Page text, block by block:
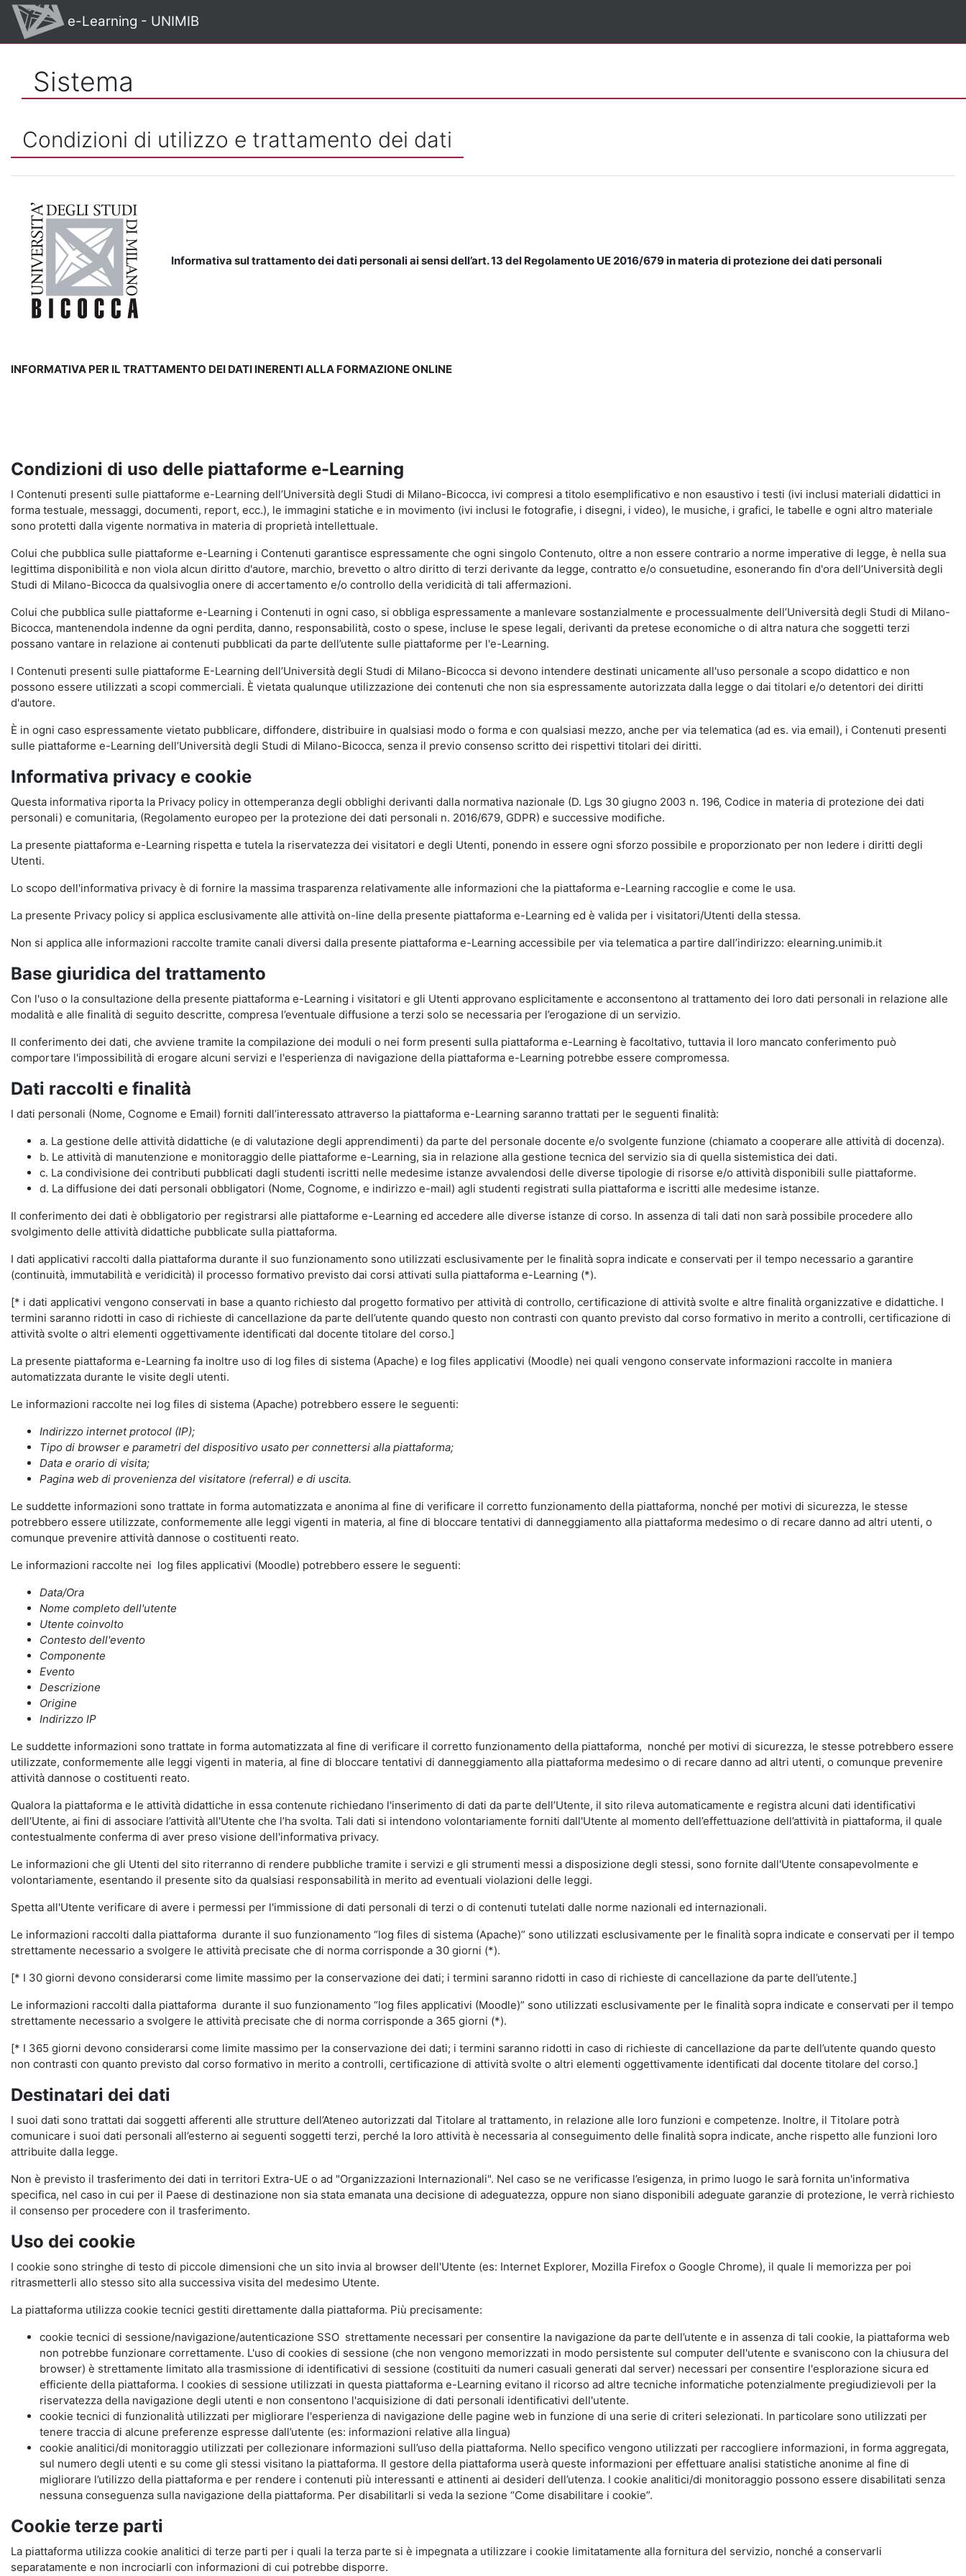
Vai al contenuto principale
e-Learning - UNIMIB
Sistema
Condizioni di utilizzo e trattamento dei dati
Informativa sul trattamento dei dati personali ai sensi dell’art. 13 del Regolamento UE 2016/679 in materia di protezione dei dati personali
INFORMATIVA PER IL TRATTAMENTO DEI DATI INERENTI ALLA FORMAZIONE ONLINE
Condizioni di uso delle piattaforme e-Learning
I Contenuti presenti sulle piattaforme e-Learning dell’Università degli Studi di Milano-Bicocca, ivi compresi a titolo esemplificativo e non esaustivo i testi (ivi inclusi materiali didattici in
forma testuale, messaggi, documenti, report, ecc.), le immagini statiche e in movimento (ivi inclusi le fotografie, i disegni, i video), le musiche, i grafici, le tabelle e ogni altro materiale
sono protetti dalla vigente normativa in materia di proprietà intellettuale.
Colui che pubblica sulle piattaforme e-Learning i Contenuti garantisce espressamente che ogni singolo Contenuto, oltre a non essere contrario a norme imperative di legge, è nella sua
legittima disponibilità e non viola alcun diritto d'autore, marchio, brevetto o altro diritto di terzi derivante da legge, contratto e/o consuetudine, esonerando fin d'ora dell’Università degli
Studi di Milano-Bicocca da qualsivoglia onere di accertamento e/o controllo della veridicità di tali affermazioni.
Colui che pubblica sulle piattaforme e-Learning i Contenuti in ogni caso, si obbliga espressamente a manlevare sostanzialmente e processualmente dell’Università degli Studi di Milano-
Bicocca, mantenendola indenne da ogni perdita, danno, responsabilità, costo o spese, incluse le spese legali, derivanti da pretese economiche o di altra natura che soggetti terzi
possano vantare in relazione ai contenuti pubblicati da parte dell’utente sulle piattaforme per l'e-Learning.
I Contenuti presenti sulle piattaforme E-Learning dell’Università degli Studi di Milano-Bicocca si devono intendere destinati unicamente all'uso personale a scopo didattico e non
possono essere utilizzati a scopi commerciali. È vietata qualunque utilizzazione dei contenuti che non sia espressamente autorizzata dalla legge o dai titolari e/o detentori dei diritti
d'autore.
È in ogni caso espressamente vietato pubblicare, diffondere, distribuire in qualsiasi modo o forma e con qualsiasi mezzo, anche per via telematica (ad es. via email), i Contenuti presenti
sulle piattaforme e-Learning dell’Università degli Studi di Milano-Bicocca, senza il previo consenso scritto dei rispettivi titolari dei diritti.
Informativa privacy e cookie
Questa informativa riporta la Privacy policy in ottemperanza degli obblighi derivanti dalla normativa nazionale (D. Lgs 30 giugno 2003 n. 196, Codice in materia di protezione dei dati
personali) e comunitaria, (Regolamento europeo per la protezione dei dati personali n. 2016/679, GDPR) e successive modifiche.
La presente piattaforma e-Learning rispetta e tutela la riservatezza dei visitatori e degli Utenti, ponendo in essere ogni sforzo possibile e proporzionato per non ledere i diritti degli
Utenti.
Lo scopo dell'informativa privacy è di fornire la massima trasparenza relativamente alle informazioni che la piattaforma e-Learning raccoglie e come le usa.
La presente Privacy policy si applica esclusivamente alle attività on-line della presente piattaforma e-Learning ed è valida per i visitatori/Utenti della stessa.
Non si applica alle informazioni raccolte tramite canali diversi dalla presente piattaforma e-Learning accessibile per via telematica a partire dall’indirizzo: elearning.unimib.it
Base giuridica del trattamento
Con l'uso o la consultazione della presente piattaforma e-Learning i visitatori e gli Utenti approvano esplicitamente e acconsentono al trattamento dei loro dati personali in relazione alle
modalità e alle finalità di seguito descritte, compresa l’eventuale diffusione a terzi solo se necessaria per l’erogazione di un servizio.
Il conferimento dei dati, che avviene tramite la compilazione dei moduli o nei form presenti sulla piattaforma e-Learning è facoltativo, tuttavia il loro mancato conferimento può
comportare l'impossibilità di erogare alcuni servizi e l'esperienza di navigazione della piattaforma e-Learning potrebbe essere compromessa.
Dati raccolti e finalità
I dati personali (Nome, Cognome e Email) forniti dall’interessato attraverso la piattaforma e-Learning saranno trattati per le seguenti finalità:
a. La gestione delle attività didattiche (e di valutazione degli apprendimenti) da parte del personale docente e/o svolgente funzione (chiamato a cooperare alle attività di docenza).
b. Le attività di manutenzione e monitoraggio delle piattaforme e-Learning, sia in relazione alla gestione tecnica del servizio sia di quella sistemistica dei dati.
c. La condivisione dei contributi pubblicati dagli studenti iscritti nelle medesime istanze avvalendosi delle diverse tipologie di risorse e/o attività disponibili sulle piattaforme.
d. La diffusione dei dati personali obbligatori (Nome, Cognome, e indirizzo e-mail) agli studenti registrati sulla piattaforma e iscritti alle medesime istanze.
Il conferimento dei dati è obbligatorio per registrarsi alle piattaforme e-Learning ed accedere alle diverse istanze di corso. In assenza di tali dati non sarà possibile procedere allo
svolgimento delle attività didattiche pubblicate sulla piattaforma.
I dati applicativi raccolti dalla piattaforma durante il suo funzionamento sono utilizzati esclusivamente per le finalità sopra indicate e conservati per il tempo necessario a garantire
(continuità, immutabilità e veridicità) il processo formativo previsto dai corsi attivati sulla piattaforma e-Learning (*).
[* i dati applicativi vengono conservati in base a quanto richiesto dal progetto formativo per attività di controllo, certificazione di attività svolte e altre finalità organizzative e didattiche. I
termini saranno ridotti in caso di richieste di cancellazione da parte dell’utente quando questo non contrasti con quanto previsto dal corso formativo in merito a controlli, certificazione di
attività svolte o altri elementi oggettivamente identificati dal docente titolare del corso.]
La presente piattaforma e-Learning fa inoltre uso di log files di sistema (Apache) e log files applicativi (Moodle) nei quali vengono conservate informazioni raccolte in maniera
automatizzata durante le visite degli utenti.
Le informazioni raccolte nei log files di sistema (Apache) potrebbero essere le seguenti:
Indirizzo internet protocol (IP);
Tipo di browser e parametri del dispositivo usato per connettersi alla piattaforma;
Data e orario di visita;
Pagina web di provenienza del visitatore (referral) e di uscita.
Le suddette informazioni sono trattate in forma automatizzata e anonima al fine di verificare il corretto funzionamento della piattaforma, nonché per motivi di sicurezza, le stesse
potrebbero essere utilizzate, conformemente alle leggi vigenti in materia, al fine di bloccare tentativi di danneggiamento alla piattaforma medesimo o di recare danno ad altri utenti, o
comunque prevenire attività dannose o costituenti reato.
Le informazioni raccolte nei log files applicativi (Moodle) potrebbero essere le seguenti:
Data/Ora
Nome completo dell'utente
Utente coinvolto
Contesto dell'evento
Componente
Evento
Descrizione
Origine
Indirizzo IP
Le suddette informazioni sono trattate in forma automatizzata al fine di verificare il corretto funzionamento della piattaforma, nonché per motivi di sicurezza, le stesse potrebbero essere
utilizzate, conformemente alle leggi vigenti in materia, al fine di bloccare tentativi di danneggiamento alla piattaforma medesimo o di recare danno ad altri utenti, o comunque prevenire
attività dannose o costituenti reato.
Qualora la piattaforma e le attività didattiche in essa contenute richiedano l'inserimento di dati da parte dell’Utente, il sito rileva automaticamente e registra alcuni dati identificativi
dell'Utente, ai fini di associare l’attività all'Utente che l’ha svolta. Tali dati si intendono volontariamente forniti dall'Utente al momento dell’effettuazione dell’attività in piattaforma, il quale
contestualmente conferma di aver preso visione dell'informativa privacy.
Le informazioni che gli Utenti del sito riterranno di rendere pubbliche tramite i servizi e gli strumenti messi a disposizione degli stessi, sono fornite dall'Utente consapevolmente e
volontariamente, esentando il presente sito da qualsiasi responsabilità in merito ad eventuali violazioni delle leggi.
Spetta all'Utente verificare di avere i permessi per l'immissione di dati personali di terzi o di contenuti tutelati dalle norme nazionali ed internazionali.
Le informazioni raccolti dalla piattaforma durante il suo funzionamento “log files di sistema (Apache)” sono utilizzati esclusivamente per le finalità sopra indicate e conservati per il tempo
strettamente necessario a svolgere le attività precisate che di norma corrisponde a 30 giorni (*).
[* I 30 giorni devono considerarsi come limite massimo per la conservazione dei dati; i termini saranno ridotti in caso di richieste di cancellazione da parte dell’utente.]
Le informazioni raccolti dalla piattaforma durante il suo funzionamento “log files applicativi (Moodle)” sono utilizzati esclusivamente per le finalità sopra indicate e conservati per il tempo
strettamente necessario a svolgere le attività precisate che di norma corrisponde a 365 giorni (*).
[* I 365 giorni devono considerarsi come limite massimo per la conservazione dei dati; i termini saranno ridotti in caso di richieste di cancellazione da parte dell’utente quando questo
non contrasti con quanto previsto dal corso formativo in merito a controlli, certificazione di attività svolte o altri elementi oggettivamente identificati dal docente titolare del corso.]
Destinatari dei dati
I suoi dati sono trattati dai soggetti afferenti alle strutture dell’Ateneo autorizzati dal Titolare al trattamento, in relazione alle loro funzioni e competenze. Inoltre, il Titolare potrà
comunicare i suoi dati personali all’esterno ai seguenti soggetti terzi, perché la loro attività è necessaria al conseguimento delle finalità sopra indicate, anche rispetto alle funzioni loro
attribuite dalla legge.
Non è previsto il trasferimento dei dati in territori Extra-UE o ad "Organizzazioni Internazionali". Nel caso se ne verificasse l’esigenza, in primo luogo le sarà fornita un'informativa
specifica, nel caso in cui per il Paese di destinazione non sia stata emanata una decisione di adeguatezza, oppure non siano disponibili adeguate garanzie di protezione, le verrà richiesto
il consenso per procedere con il trasferimento.
Uso dei cookie
I cookie sono stringhe di testo di piccole dimensioni che un sito invia al browser dell'Utente (es: Internet Explorer, Mozilla Firefox o Google Chrome), il quale li memorizza per poi
ritrasmetterli allo stesso sito alla successiva visita del medesimo Utente.
La piattaforma utilizza cookie tecnici gestiti direttamente dalla piattaforma. Più precisamente:
cookie tecnici di sessione/navigazione/autenticazione SSO strettamente necessari per consentire la navigazione da parte dell’utente e in assenza di tali cookie, la piattaforma web
non potrebbe funzionare correttamente. L'uso di cookies di sessione (che non vengono memorizzati in modo persistente sul computer dell'utente e svaniscono con la chiusura del
browser) è strettamente limitato alla trasmissione di identificativi di sessione (costituiti da numeri casuali generati dal server) necessari per consentire l'esplorazione sicura ed
efficiente della piattaforma. I cookies di sessione utilizzati in questa piattaforma e-Learning evitano il ricorso ad altre tecniche informatiche potenzialmente pregiudizievoli per la
riservatezza della navigazione degli utenti e non consentono l'acquisizione di dati personali identificativi dell'utente.
cookie tecnici di funzionalità utilizzati per migliorare l'esperienza di navigazione delle pagine web in funzione di una serie di criteri selezionati. In particolare sono utilizzati per
tenere traccia di alcune preferenze espresse dall’utente (es: informazioni relative alla lingua)
cookie analitici/di monitoraggio utilizzati per collezionare informazioni sull’uso della piattaforma. Nello specifico vengono utilizzati per raccogliere informazioni, in forma aggregata,
sul numero degli utenti e su come gli stessi visitano la piattaforma. Il gestore della piattaforma userà queste informazioni per effettuare analisi statistiche anonime al fine di
migliorare l’utilizzo della piattaforma e per rendere i contenuti più interessanti e attinenti ai desideri dell’utenza. I cookie analitici/di monitoraggio possono essere disabilitati senza
nessuna conseguenza sulla navigazione della piattaforma. Per disabilitarli si veda la sezione “Come disabilitare i cookie”.
Cookie terze parti
La piattaforma utilizza cookie analitici di terze parti per i quali la terza parte si è impegnata a utilizzare i cookie limitatamente alla fornitura del servizio, nonché a conservarli
separatamente e non incrociarli con informazioni di cui potrebbe disporre.